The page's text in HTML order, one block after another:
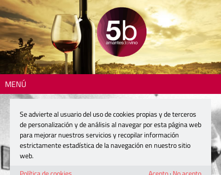
MENÚ
Se advierte al usuario del uso de cookies propias y de terceros
de personalización y de análisis al navegar por esta página web
para mejorar nuestros servicios y recopilar información
estrictamente estadística de la navegación en nuestro sitio
web.